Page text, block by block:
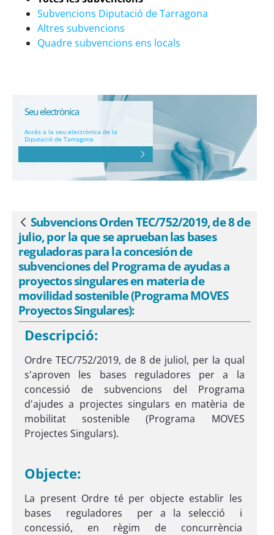
movilidad sostenible (Programa MOVES
Proyectos Singulares): - eSAM
Subvencions Diputació de Tarragona
Altres subvencions
Quadre subvencions ens locals
Seu electrònica
Accés a la seu electrònica de la
Diputació de Tarragona
Vés enrere
Subvencions Orden TEC/752/2019, de 8 de
julio, por la que se aprueban las bases
reguladoras para la concesión de
subvenciones del Programa de ayudas a
proyectos singulares en materia de
movilidad sostenible (Programa MOVES
Proyectos Singulares):
Descripció:
Ordre TEC/752/2019, de 8 de juliol, per la qual
s'aproven les bases reguladores per a la
concessió de subvencions del Programa
d'ajudes a projectes singulars en matèria de
mobilitat sostenible (Programa MOVES
Projectes Singulars).
Objecte:
La present Ordre té per objecte establir les
bases reguladores per a la selecció i
concessió, en règim de concurrència